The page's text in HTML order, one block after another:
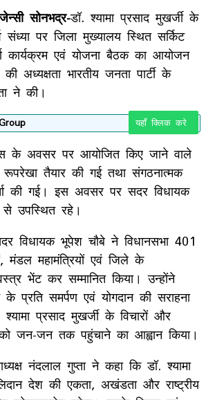
सोनभद्र-डॉ. श्यामा प्रसाद मुखर्जी के
संध्या पर जिला मुख्यालय स्थित सर्किट
कार्यक्रम एवं योजना बैठक का आयोजन
अध्यक्षता भारतीय जनता पार्टी के
ने की।
यहाँ क्लिक करे
के अवसर पर आयोजित किए जाने वाले
रूपरेखा तैयार की गई तथा संगठनात्मक
की गई। इस अवसर पर सदर विधायक
उपस्थित रहे।
विधायक भूपेश चौबे ने विधानसभा 401
मंडल महामंत्रियों एवं जिले के
भेंट कर सम्मानित किया। उन्होंने
प्रति समर्पण एवं योगदान की सराहना
प्रसाद मुखर्जी के विचारों और
जन-जन तक पहुंचाने का आह्वान किया।
नंदलाल गुप्ता ने कहा कि डॉ. श्यामा
देश की एकता, अखंडता और राष्ट्रीय